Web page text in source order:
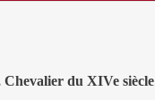
du XIVe siècle